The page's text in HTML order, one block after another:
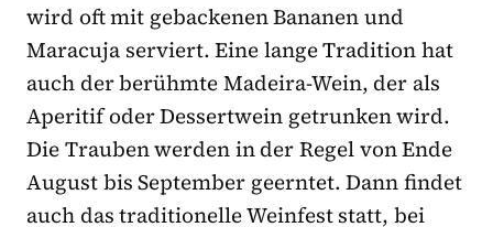
wird oft mit gebackenen Bananen und
Maracuja serviert. Eine lange Tradition hat
auch der berühmte Madeira-Wein, der als
Aperitif oder Dessertwein getrunken wird.
Die Trauben werden in der Regel von Ende
August bis September geerntet. Dann findet
auch das traditionelle Weinfest statt, bei